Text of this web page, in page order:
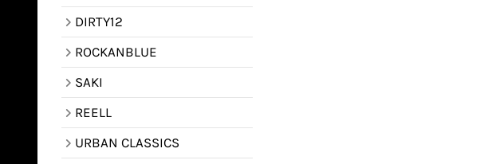
DIRTY12
ROCKANBLUE
SAKI
REELL
URBAN CLASSICS